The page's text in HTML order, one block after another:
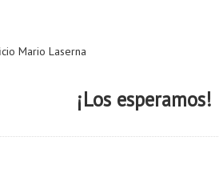
Mario Laserna
¡Los esperamos!